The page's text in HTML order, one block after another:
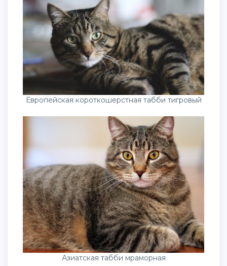
Европейская короткошерстная табби тигровый
Азиатская табби мраморная